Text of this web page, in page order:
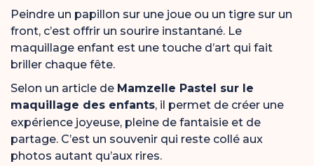
Peindre un papillon sur une joue ou un tigre sur un
front, c’est offrir un sourire instantané. Le
maquillage enfant est une touche d’art qui fait
briller chaque fête.
Selon un article de Mamzelle Pastel sur le
maquillage des enfants, il permet de créer une
expérience joyeuse, pleine de fantaisie et de
partage. C’est un souvenir qui reste collé aux
photos autant qu’aux rires.